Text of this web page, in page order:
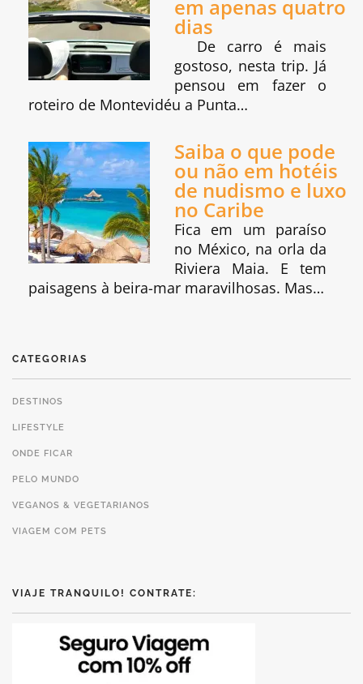
em apenas quatro
dias
De carro é mais
gostoso, nesta trip. Já
pensou em fazer o
roteiro de Montevidéu a Punta…
Saiba o que pode
ou não em hotéis
de nudismo e luxo
no Caribe
Fica em um paraíso
no México, na orla da
Riviera Maia. E tem
paisagens à beira-mar maravilhosas. Mas…
CATEGORIAS
DESTINOS
LIFESTYLE
ONDE FICAR
PELO MUNDO
VEGANOS & VEGETARIANOS
VIAGEM COM PETS
VIAJE TRANQUILO! CONTRATE: